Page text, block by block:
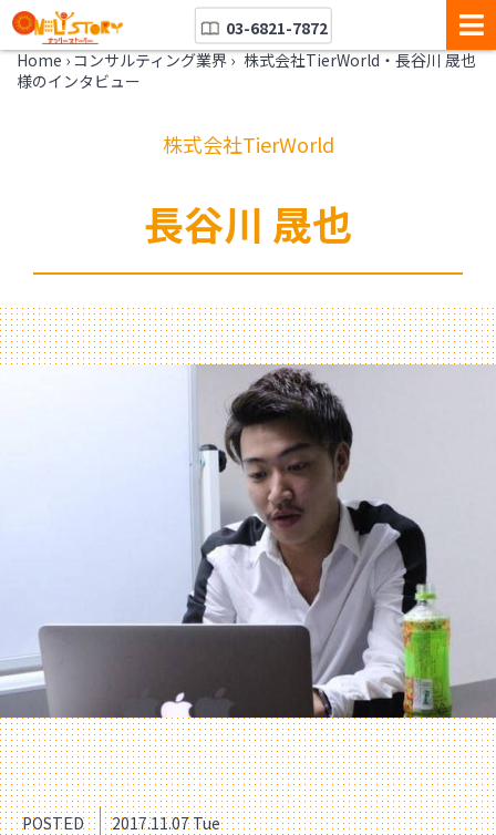
03-6821-7872
Home › コンサルティング業界 › 株式会社TierWorld・長谷川 晟也
様のインタビュー
株式会社TierWorld
長谷川 晟也
POSTED 2017.11.07 Tue